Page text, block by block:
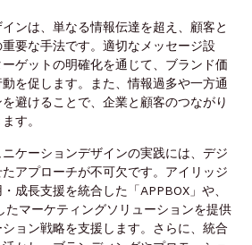
ンは、単なる情報伝達を超え、顧客と
要な手法です。適切なメッセージ設
ゲットの明確化を通じて、ブランド価
を促します。また、情報過多や一方通
避けることで、企業と顧客のつながり
す。
ケーションデザインの実践には、デジ
アプローチが不可欠です。アイリッジ
成長支援を統合した「APPBOX」や、
たマーケティングソリューションを提供
ョン戦略を支援します。さらに、統合